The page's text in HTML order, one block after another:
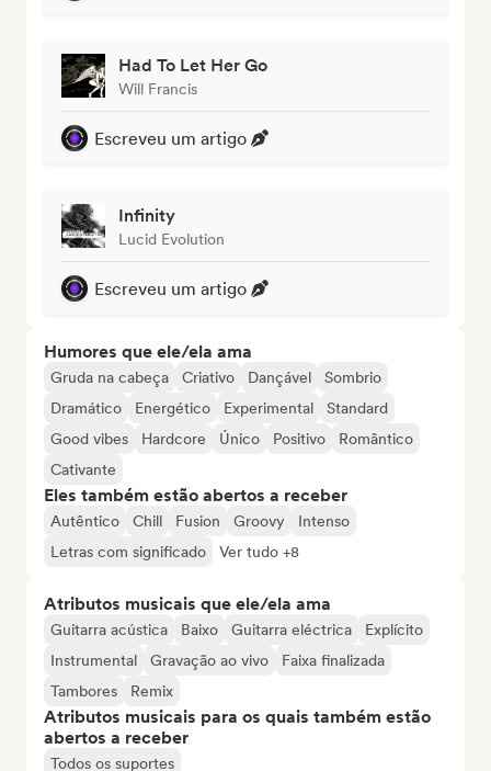
Had To Let Her Go
Will Francis
Escreveu um artigo
Infinity
Lucid Evolution
Escreveu um artigo
Humores que ele/ela ama
Gruda na cabeça Criativo Dançável
Sombrio
Dramático
Energético Experimental
Standard
Good vibes
Hardcore Único Positivo
Romântico
Cativante
Eles também estão abertos a receber
Autêntico Chill Fusion Groovy
Intenso
Letras com significado
Ver tudo +8
Atributos musicais que ele/ela ama
Guitarra acústica Baixo Guitarra eléctrica
Explícito
Instrumental
Gravação ao vivo
Faixa finalizada
Tambores
Remix
Atributos musicais para os quais também estão
abertos a receber
Todos os suportes